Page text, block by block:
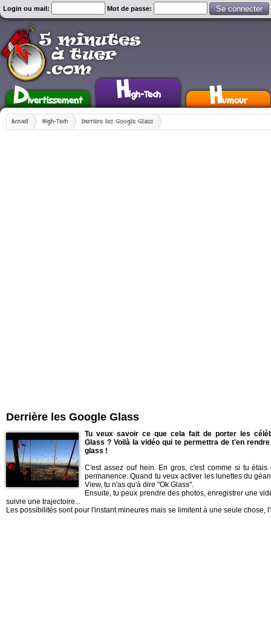
Login ou mail: Mot de passe:
Divertissement High-Tech Humour
Accueil High-Tech Derrière les Google Glass
Derrière les Google Glass
Tu veux savoir ce que cela fait de porter les
Glass ? Voilà la vidéo qui te permettra de t'en
glass !
C'est assez ouf hein. En gros, c'est comme si tu étais
permanence. Quand tu veux activer les lunettes du
View, tu n'as qu'à dire "Ok Glass".
Ensuite, tu peux prendre des photos, enregistrer une
suivre une trajectoire...
Les possibilités sont pour l'instant mineures mais se limitent à une seule chose,